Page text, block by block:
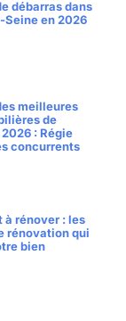
débarras dans
en 2026
meilleures
de
: Régie
concurrents
à rénover : les
rénovation qui
bien